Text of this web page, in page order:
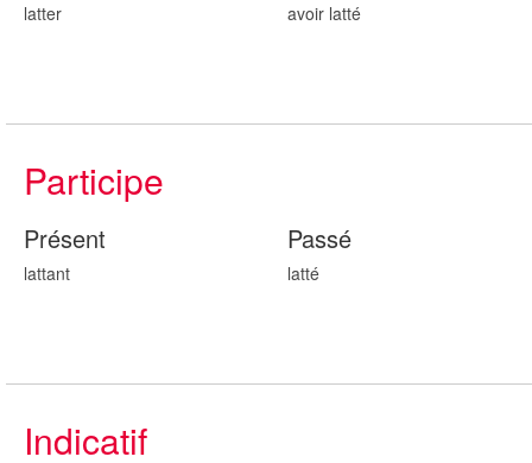
latter avoir latté
Participe
Présent
lattant
Passé
latté
Indicatif